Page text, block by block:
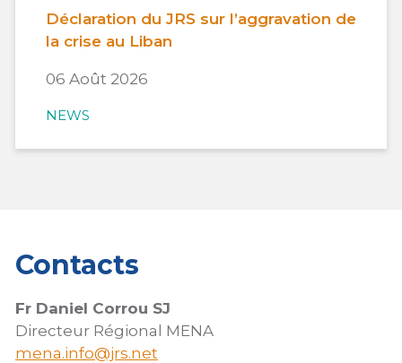
Déclaration du JRS sur l’aggravation de
la crise au Liban
06 Août 2026
NEWS
Contacts
Fr Daniel Corrou SJ
Directeur Régional MENA
mena.info@jrs.net